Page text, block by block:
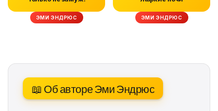
ЭМИ ЭНДРЮС ЭМИ ЭНДРЮС
📖 Об авторе Эми Эндрюс